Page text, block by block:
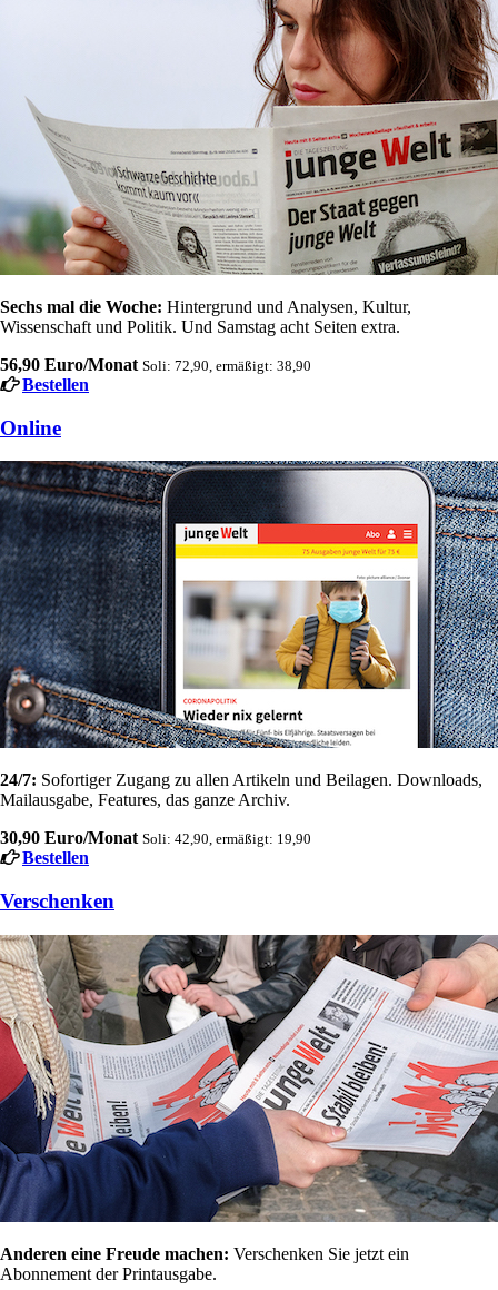
Sechs mal die Woche: Hintergrund und Analysen, Kultur,
Wissenschaft und Politik. Und Samstag acht Seiten extra.
56,90 Euro/Monat Soli: 72,90, ermäßigt: 38,90
Bestellen
Online
24/7: Sofortiger Zugang zu allen Artikeln und Beilagen. Downloads,
Mailausgabe, Features, das ganze Archiv.
30,90 Euro/Monat Soli: 42,90, ermäßigt: 19,90
Bestellen
Verschenken
Anderen eine Freude machen: Verschenken Sie jetzt ein
Abonnement der Printausgabe.